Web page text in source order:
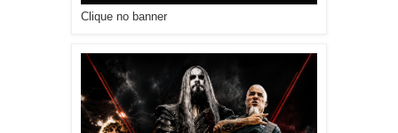
Clique no banner